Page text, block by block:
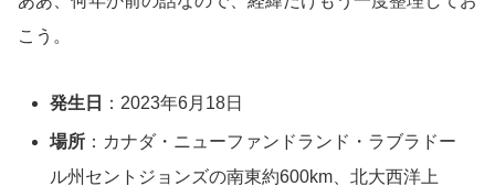
こう。
発生日 ：2023年6月18日
場所 ：カナダ・ニューファンドランド・ラブラドー
ル州セントジョンズの南東約600km、北大西洋上